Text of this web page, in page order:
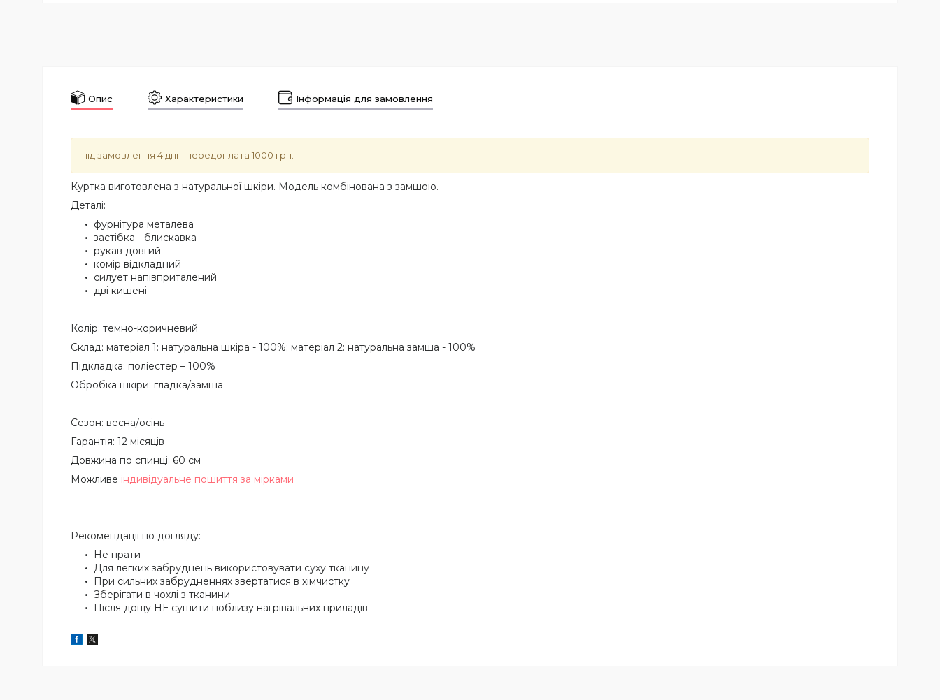
Опис Характеристики Інформація для замовлення
під замовлення 4 дні - передоплата 1000 грн.
Куртка виготовлена з натуральної шкіри. Модель комбінована з замшою.
Деталі:
фурнітура металева
застібка - блискавка
рукав довгий
комір відкладний
силует напівприталений
дві кишені
Колір: темно-коричневий
Склад: матеріал 1: натуральна шкіра - 100%; матеріал 2: натуральна замша - 100%
Підкладка: поліестер – 100%
Обробка шкіри: гладка/замша
Сезон: весна/осінь
Гарантія: 12 місяців
Довжина по спинці: 60 см
Можливе індивідуальне пошиття за мірками
Рекомендації по догляду:
Не прати
Для легких забруднень використовувати суху тканину
При сильних забрудненнях звертатися в хімчистку
Зберігати в чохлі з тканини
Після дощу НЕ сушити поблизу нагрівальних приладів